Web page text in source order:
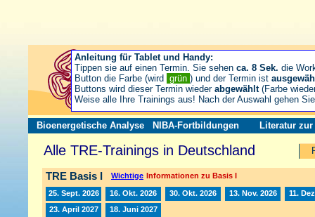
Bioenergetische Analyse NIBA-Fortbildungen Literatur zur
Alle TRE-Trainings in Deutschland
TRE Basis I Wichtige Informationen zu Basis I
25. Sept. 2026 16. Okt. 2026 30. Okt. 2026 13. Nov. 2026
11.
23. April 2027
18. Juni 2027
Anleitung für Tablet und Handy:
Tippen sie auf einen Termin. Sie sehen ca. 8 Sek. die
Button die Farbe (wird grün ) und der Termin ist
Buttons wird dieser Termin wieder abgewählt(Farbe
Weise alle Ihre Trainings aus! Nach der Auswahl gehen